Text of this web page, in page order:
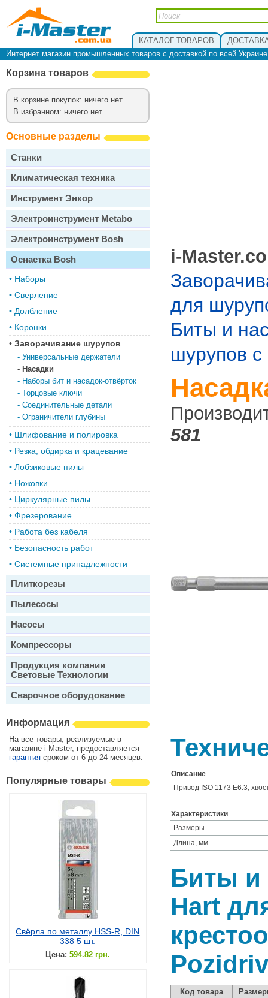
КАТАЛОГ ТОВАРОВ
Интернет магазин промышленных товаров с доставкой по всей
Корзина товаров
В корзине покупок: ничего нет
В избранном: ничего нет
Основные разделы
Станки
Климатическая техника
Инструмент Энкор
Электроинструмент Metabo
Электроинструмент Bosh
Оснастка Bosh
• Наборы
• Сверление
• Долбление
• Коронки
• Заворачивание шурупов
- Универсальные держатели
- Насадки
- Наборы бит и насадок-отвёрток
- Торцовые ключи
- Соединительные детали
- Ограничители глубины
• Шлифование и полировка
• Резка, обдирка и крацевание
• Лобзиковые пилы
• Ножовки
• Циркулярные пилы
• Фрезерование
• Работа без кабеля
• Безопасность работ
• Системные принадлежности
Плиткорезы
Пылесосы
Насосы
Компрессоры
Продукция компании
Световые Технологии
Сварочное оборудование
Информация
На все товары, реализуемые в
магазине i-Master, предоставляется
гарантия сроком от 6 до 24 месяцев.
Популярные товары
Свёрла по металлу HSS-R, DIN
338 5 шт.
Цена: 594.82 грн.
i-
для
Биты и
шурупов
581
Описание
Привод ISO 1173 E6.3,
Характеристики
Размеры
Длина, мм
Биты и
Hart
Pozidriv
Код товара